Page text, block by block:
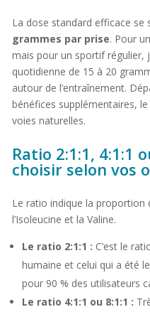
La dose standard efficace se
grammes par prise. Pour
mais pour un sportif régulier,
quotidienne de 15 à 20
autour de l’entraînement.
bénéfices supplémentaires,
voies naturelles.
Ratio 2:1:1, 4:1:1
choisir selon vos
Le ratio indique la proportion
l’Isoleucine et la Valine.
Le ratio 2:1:1 : C’est le
humaine et celui qui a été
pour 90 % des utilisateurs
Le ratio 4:1:1 ou 8:1:1 :